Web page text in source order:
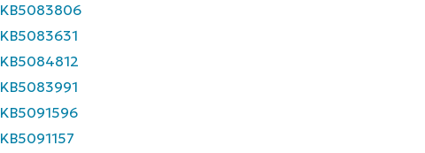
KB5083806
KB5083631
KB5084812
KB5083991
KB5091596
KB5091157